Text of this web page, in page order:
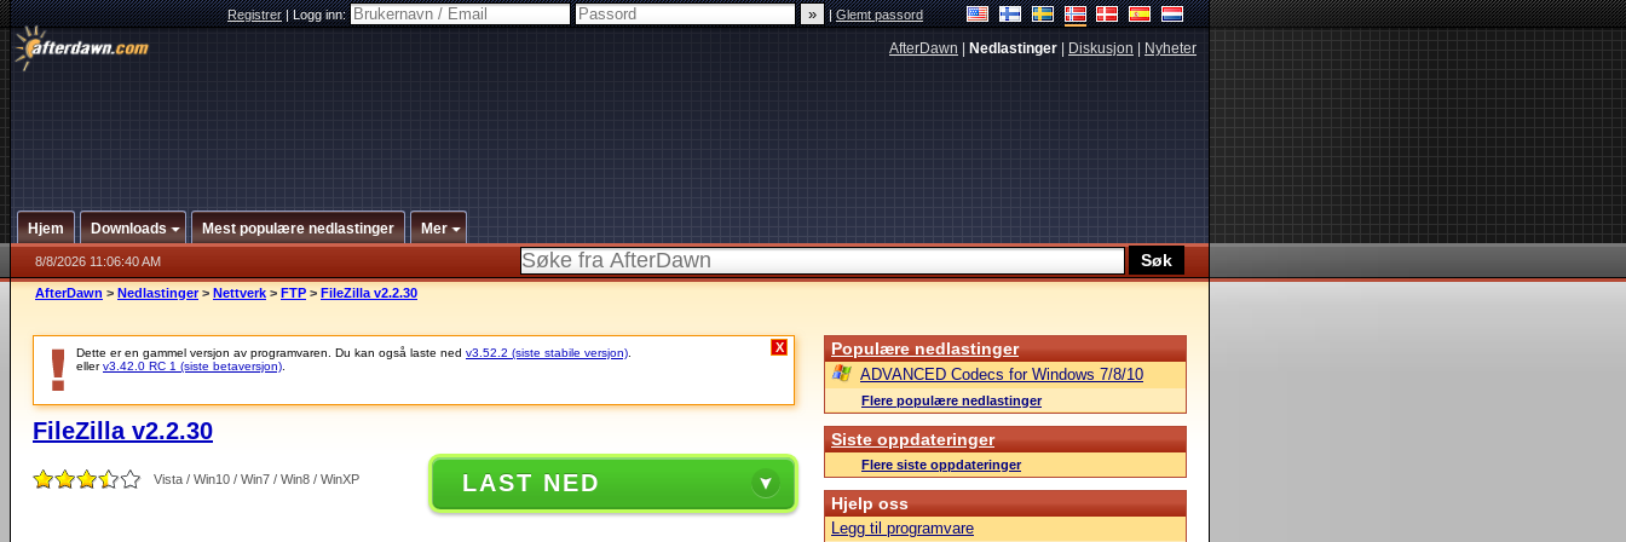
Registrer|Logg inn: |Glemt passord
AfterDawn Nedlastinger Diskusjon Nyheter
Hjem Downloads Mest populære nedlastinger Mer
8/8/2026 11:06:40 AM
AfterDawn > Nedlastinger > Nettverk > FTP > FileZilla v2.2.30
Dette er en gammel versjon av programvaren. Du kan også laste ned v3.52.2 (siste stabile versjon)
ellerv3.42.0 RC 1 (siste betaversjon)
X
FileZilla v2.2.30
Vista / Win10 / Win7 / Win8 / WinXP LAST NED
Populære nedlastinger
ADVANCED Codecs for Windows 7/8/10
Flere populære nedlastinger
Siste oppdateringer
Flere siste oppdateringer
Hjelp oss
Legg til programvare